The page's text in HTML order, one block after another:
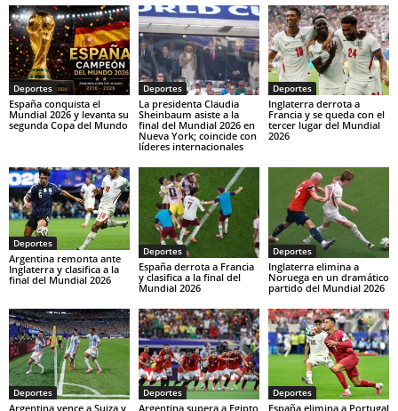
Deportes
España conquista el
Mundial 2026 y levanta su
segunda Copa del Mundo
Deportes
La presidenta Claudia
Sheinbaum asiste a la
final del Mundial 2026 en
Nueva York; coincide con
líderes internacionales
Deportes
Inglaterra derrota a
Francia y se queda con el
tercer lugar del Mundial
2026
Deportes
Argentina remonta ante
Inglaterra y clasifica a la
final del Mundial 2026
Deportes
España derrota a Francia
y clasifica a la final del
Mundial 2026
Deportes
Inglaterra elimina a
Noruega en un dramático
partido del Mundial 2026
Deportes
Argentina vence a Suiza y
Deportes
Argentina supera a Egipto
Deportes
España elimina a Portugal